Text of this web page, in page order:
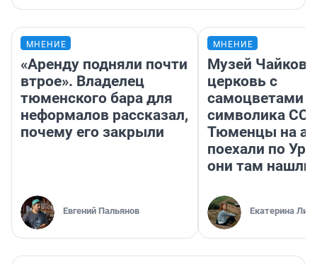
МНЕНИЕ
«Аренду подняли почти
втрое». Владелец
тюменского бара для
неформалов рассказал,
почему его закрыли
Евгений Пальянов
МНЕНИЕ
Музей
церковь с
самоцветами
символика
Тюменцы на
поехали по
они там нашли
Екатерина